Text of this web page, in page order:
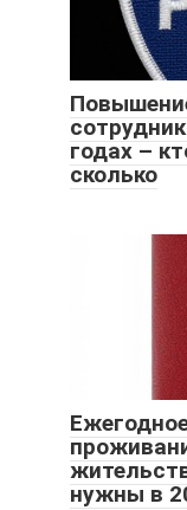
годах –
сколько
нужны в